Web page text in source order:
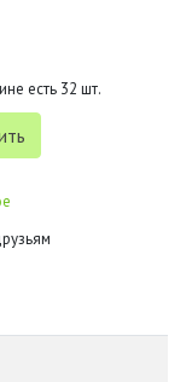
есть 32 шт.